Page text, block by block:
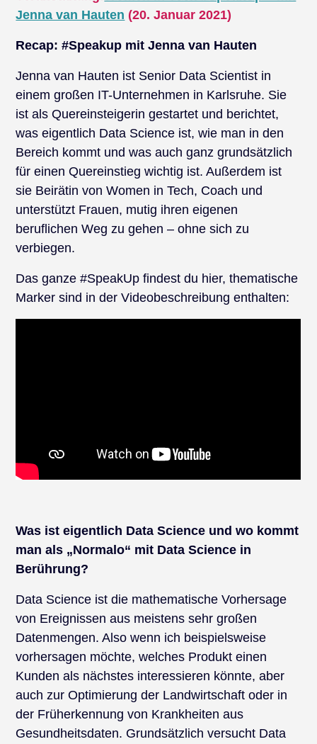
Jenna van Hauten (20. Januar 2021)
Recap: #Speakup mit Jenna van Hauten
Jenna van Hauten ist Senior Data Scientist in
einem großen IT-Unternehmen in Karlsruhe. Sie
ist als Quereinsteigerin gestartet und berichtet,
was eigentlich Data Science ist, wie man in den
Bereich kommt und was auch ganz grundsätzlich
für einen Quereinstieg wichtig ist. Außerdem ist
sie Beirätin von Women in Tech, Coach und
unterstützt Frauen, mutig ihren eigenen
beruflichen Weg zu gehen – ohne sich zu
verbiegen.
Das ganze #SpeakUp findest du hier, thematische
Marker sind in der Videobeschreibung enthalten:
Was ist eigentlich Data Science und wo kommt
man als „Normalo“ mit Data Science in
Berührung?
Data Science ist die mathematische Vorhersage
von Ereignissen aus meistens sehr großen
Datenmengen. Also wenn ich beispielsweise
vorhersagen möchte, welches Produkt einen
Kunden als nächstes interessieren könnte, aber
auch zur Optimierung der Landwirtschaft oder in
der Früherkennung von Krankheiten aus
Gesundheitsdaten. Grundsätzlich versucht Data